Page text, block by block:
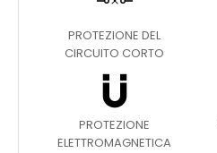
PROTEZIONE DEL
CIRCUITO CORTO
PROTEZIONE
ELETTROMAGNETICA